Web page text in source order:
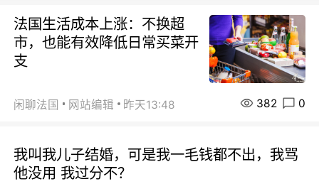
法国生活成本上涨：不换超
市，也能有效降低日常买菜开
支
闲聊法国 网站编辑 昨天13:48 382 0
我叫我儿子结婚，可是我一毛钱都不出，我骂
他没用 我过分不？